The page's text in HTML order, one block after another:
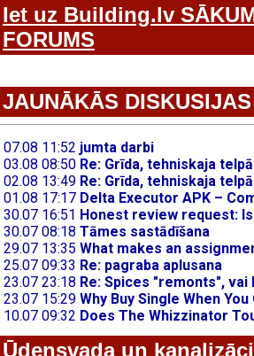
Iet uz Building.lv
FORUMS
JAUNĀKĀS DISKUSIJAS
Ūdensvada un